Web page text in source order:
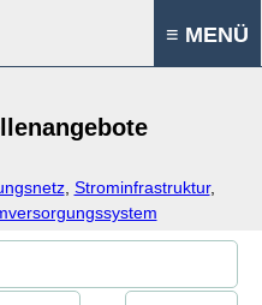
≡ MENÜ
, Strominfrastruktur,